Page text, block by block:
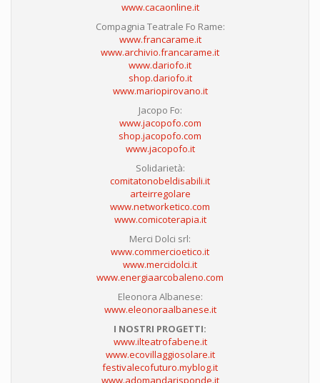
www.cacaonline.it
Compagnia Teatrale Fo Rame:
www.francarame.it
www.archivio.francarame.it
www.dariofo.it
shop.dariofo.it
www.mariopirovano.it
Jacopo Fo:
www.jacopofo.com
shop.jacopofo.com
www.jacopofo.it
Solidarietà:
comitatonobeldisabili.it
arteirregolare
www.networketico.com
www.comicoterapia.it
Merci Dolci srl:
www.commercioetico.it
www.mercidolci.it
www.energiaarcobaleno.com
Eleonora Albanese:
www.eleonoraalbanese.it
I NOSTRI PROGETTI:
www.ilteatrofabene.it
www.ecovillaggiosolare.it
festivalecofuturo.myblog.it
www.adomandarisponde.it